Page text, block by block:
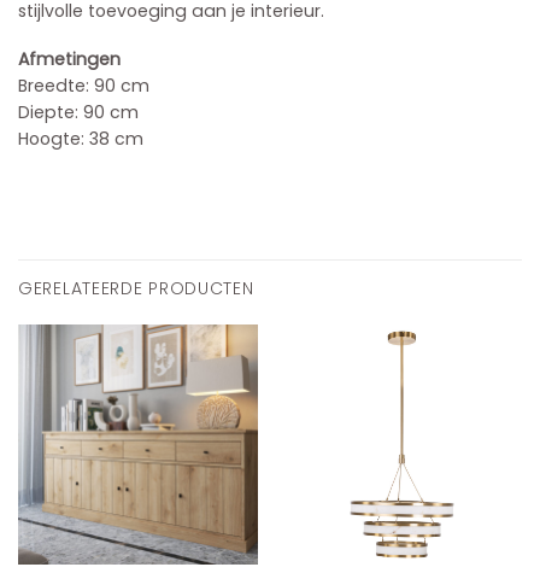
stijlvolle toevoeging aan je interieur.
Afmetingen
Breedte: 90 cm
Diepte: 90 cm
Hoogte: 38 cm
GERELATEERDE PRODUCTEN